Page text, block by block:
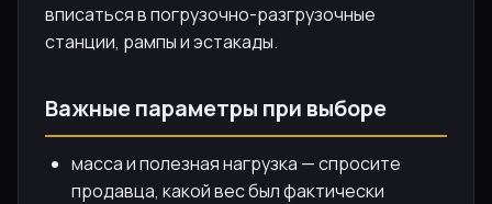
вписаться в погрузочно-разгрузочные
станции, рампы и эстакады.
Важные параметры при выборе
масса и полезная нагрузка — спросите
продавца, какой вес был фактически